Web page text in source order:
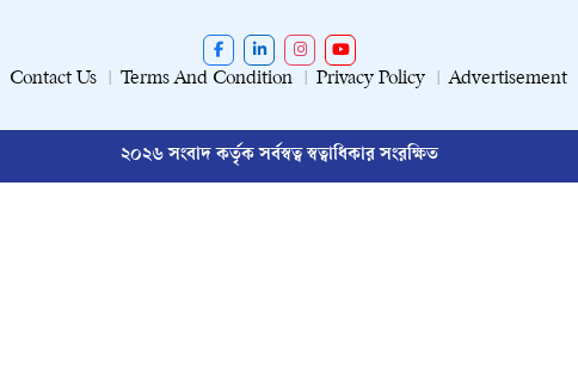
Contact Us Terms And Condition Privacy Policy Advertisement
২০২৬ সংবাদ কর্তৃক সর্বস্বত্ব স্বত্বাধিকার সংরক্ষিত